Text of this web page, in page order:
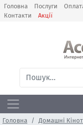
Головна Послуги
Контакти
Акції
Головна Домашні